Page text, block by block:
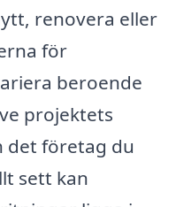
renovera eller
för
beroende
projektets
det företag du
sett kan